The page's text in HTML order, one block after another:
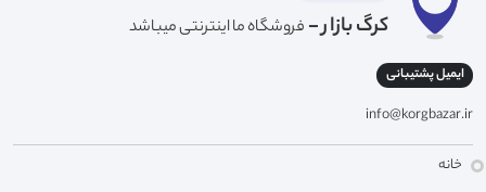
کرگ بازار - فروشگاه ما اینترنتی میباشد
ایمیل پشتیبانی
info@korgbazar.ir
خانه